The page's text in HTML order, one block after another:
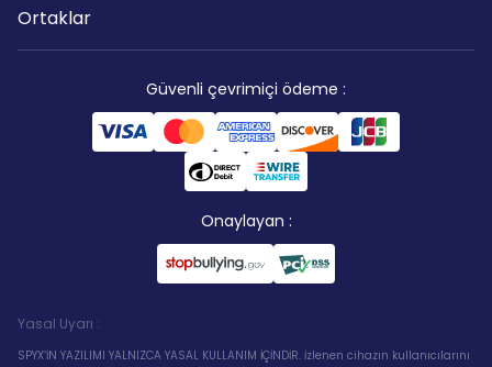
Ortaklar
Güvenli çevrimiçi ödeme :
Onaylayan :
Yasal Uyarı :
SPYX’İN YAZILIMI YALNIZCA YASAL KULLANIM İÇİNDİR. İzlenen cihazın kullanıcılarını